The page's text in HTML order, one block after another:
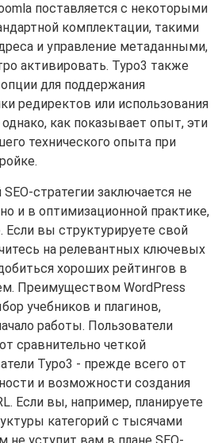
поставляется с некоторыми
комплектации, такими
и управление метаданными,
активировать. Typo3 также
для поддержания
редиректов или использования
как показывает опыт, эти
технического опыта при
стратегии заключается не
и в оптимизационной практике,
вы структурируете свой
на релевантных ключевых
хороших рейтингов в
Преимуществом WordPress
учебников и плагинов,
работы. Пользователи
сравнительно четкой
Typo3 - прежде всего от
и возможности создания
Если вы, например, планируете
категорий с тысячами